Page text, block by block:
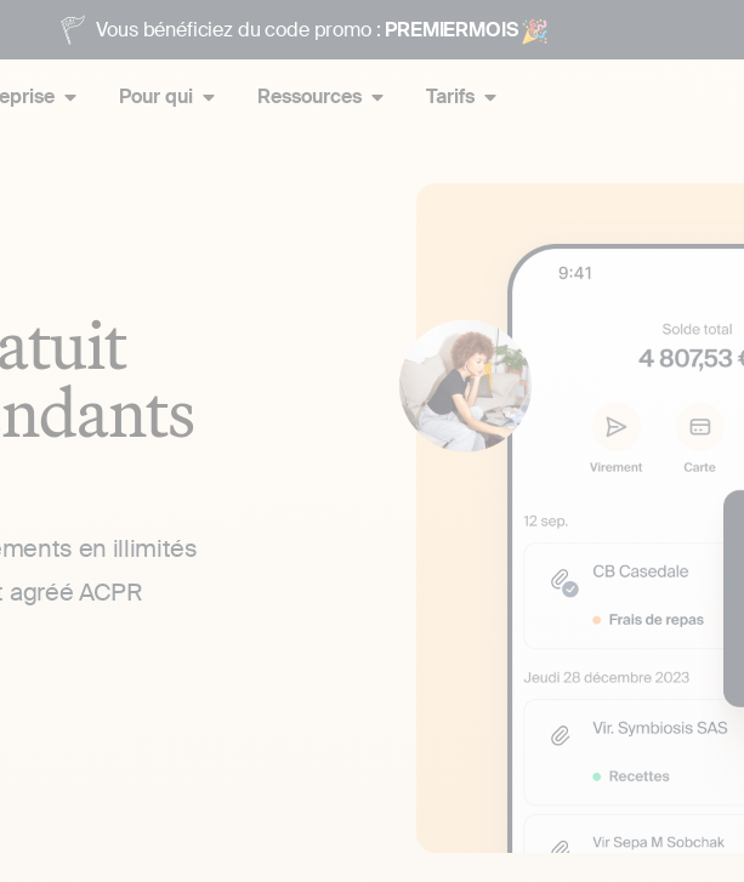
Vous bénéficiez du code promo : PREMIERMOIS
Pour qui Ressources Tarifs
en illimités
ACPR